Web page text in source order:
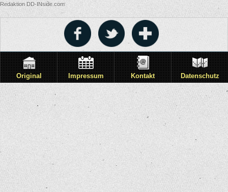
Redaktion DD-INside.com
Original Impressum Kontakt Datenschutz